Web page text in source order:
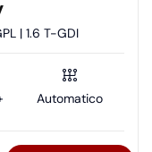
| 1.6 T-GDI
Automatico